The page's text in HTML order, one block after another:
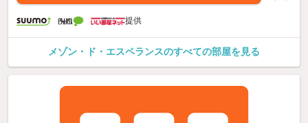
提供
メゾン・ド・エスペランスのすべての部屋を見る